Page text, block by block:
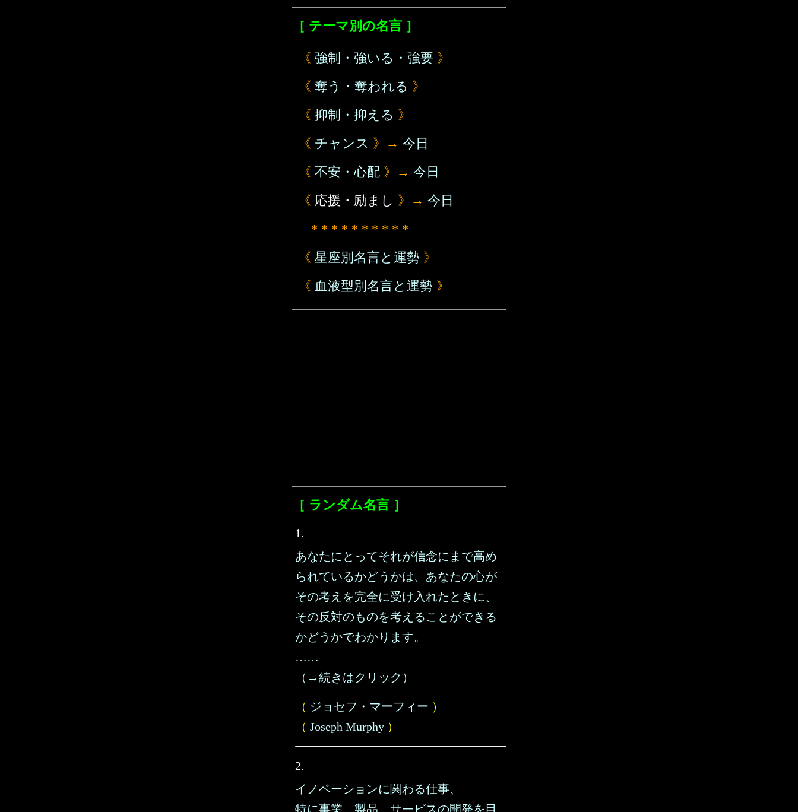
［ テーマ別の名言 ］
《 強制・強いる・強要 》
《 奪う・奪われる 》
《 抑制・抑える 》
《 チャンス 》→ 今日
《 不安・心配 》→ 今日
《 応援・励まし 》→ 今日
* * * * * * * * * *
《 星座別名言と運勢 》
《 血液型別名言と運勢 》
［ ランダム名言 ］
1.
あなたにとってそれが信念にまで高め
られているかどうかは、あなたの心が
その考えを完全に受け入れたときに、
その反対のものを考えることができる
かどうかでわかります。
……
（→続きはクリック）
（ ジョセフ・マーフィー ）
（ Joseph Murphy ）
2.
イノベーションに関わる仕事、
特に事業、製品、サービスの開発を目